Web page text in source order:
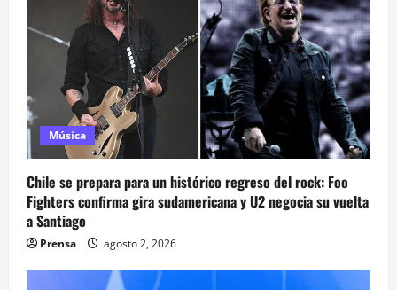
Música
Chile se prepara para un histórico regreso del rock: Foo
Fighters confirma gira sudamericana y U2 negocia su vuelta
a Santiago
Prensa agosto 2, 2026